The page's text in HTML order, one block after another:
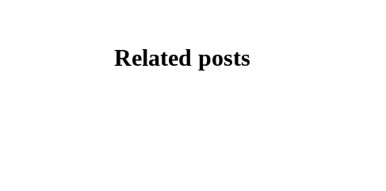
Related posts